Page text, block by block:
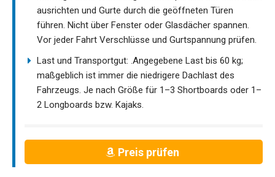
ausrichten und Gurte durch die geöffneten Türen
führen. Nicht über Fenster oder Glasdächer spannen.
Vor jeder Fahrt Verschlüsse und Gurtspannung prüfen.
Last und Transportgut: .Angegebene Last bis 60 kg;
maßgeblich ist immer die niedrigere Dachlast des
Fahrzeugs. Je nach Größe für 1–3 Shortboards oder 1–
2 Longboards bzw. Kajaks.
Preis prüfen